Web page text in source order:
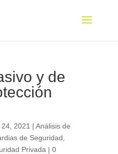
y de
24, 2021 | Análisis de
de Seguridad
Privada | 0